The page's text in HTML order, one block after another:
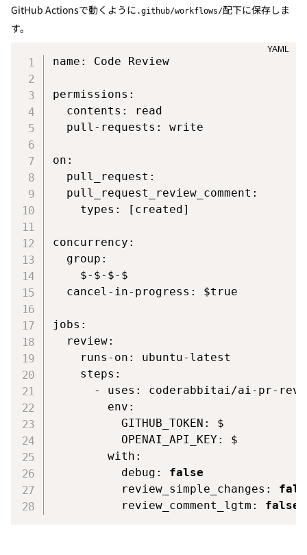
GitHub Actionsで動くように .github/workflows/配下に保存しま
す。
name : Code Review
permissions :
contents :
read
pull-requests : write
on :
pull_request :
pull_request_review_comment :
types : [ created]
concurrency :
group :
    $
- $- $- $
cancel-in-progress : $true
jobs :
review:
runs-on : ubuntu- latest
steps :
-
uses : coderabbitai/ai - pr-
env :
GITHUB_TOKEN :
$
OPENAI_API_KEY:
$
with :
debug :
false
review_simple_changes :
review_comment_lgtm : false